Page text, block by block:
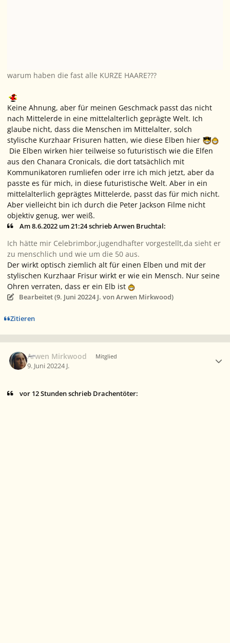
warum haben die fast alle KURZE HAARE???
Keine Ahnung, aber für meinen Geschmack passt das nicht
nach Mittelerde in eine mittelalterlich geprägte Welt. Ich
glaube nicht, dass die Menschen im Mittelalter, solch
stylische Kurzhaar Frisuren hatten, wie diese Elben hier
Die Elben wirken hier teilweise so futuristisch wie die Elfen
aus den Chanara Cronicals, die dort tatsächlich mit
Kommunikatoren rumliefen oder irre ich mich jetzt, aber da
passte es für mich, in diese futuristische Welt. Aber in ein
mittelalterlich geprägtes Mittelerde, passt das für mich nicht.
Aber vielleicht bin ich durch die Peter Jackson Filme nicht
objektiv genug, wer weiß.
Am 8.6.2022 um 21:24 schrieb Arwen Bruchtal:
Ich hätte mir Celebrimbor,jugendhafter vorgestellt,da sieht er
zu menschlich und wie um die 50 aus.
Der wirkt optisch ziemlich alt für einen Elben und mit der
stylischen Kurzhaar Frisur wirkt er wie ein Mensch. Nur seine
Ohren verraten, dass er ein Elb ist
Bearbeitet (9. Juni 20224 J. von Arwen Mirkwood)
Zitieren
Arwen Mirkwood Mitglied
9. Juni 20224 J.
vor 12 Stunden schrieb Drachentöter: